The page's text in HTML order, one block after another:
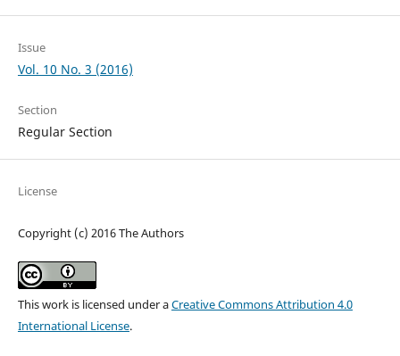
Issue
Vol. 10 No. 3 (2016)
Section
Regular Section
License
Copyright (c) 2016 The Authors
This work is licensed under aCreative Commons Attribution 4.0
International License.